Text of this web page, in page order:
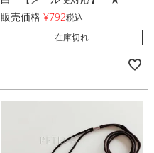
販売価格 ¥792税込
在庫切れ